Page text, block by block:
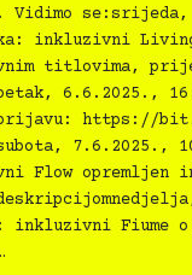
Vidimo se:srijeda,
inkluzivni
titlovima,
6.6.2025.,
prijavu: https://
7.6.2025.,
Flow opremljen
inkluzivni Fiume o